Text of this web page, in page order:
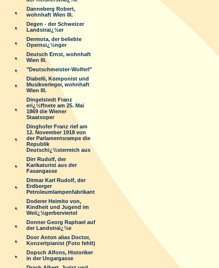
Danneberg Robert,
wohnhaft Wien III.
Degen - der Schweizer
Landstraï¿½er
Dermota, der beliebte
Opernsï¿½nger
Deutsch Ernst, wohnhaft
Wien III.
"Deutschmeister-Wolferl"
Diabelli, Komponist und
Musikverleger, wohnhaft
Wien III.
Dingelstedt Franz
erï¿½ffnete am 25. Mai
1869 die Wiener
Staatsoper
Dinghofer Franz rief am
12. November 1918 von
der Parlamentsrampe die
Republik
Deutschï¿½sterreich aus
Dirr Rudolf, der
Karikaturist aus der
Fasangasse
Ditmar Karl Rudolf, der
Erdberger
Petroleumlampenfabrikant
Doderer Heimito von,
Kindheit und Jugend im
Weiï¿½gerberviertel
Donner Georg Raphael auf
der Landstraï¿½e
Door Anton alias Doctor,
Konzertpianist (Foto fehlt)
Dopsch Alfons, Historiker
in der Ungargasse